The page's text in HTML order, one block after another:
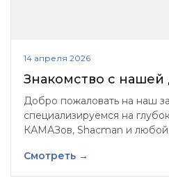
14 апреля 2026
Знакомство с нашей
Добро пожаловать на наш
специализируемся на
КАМАЗов, Shacman и любой
Смотреть →